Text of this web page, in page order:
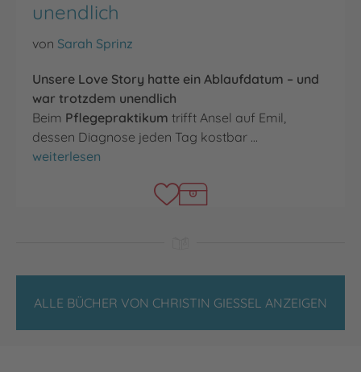
unendlich
von Sarah Sprinz
Unsere Love Story hatte ein Ablaufdatum – und
war trotzdem unendlich
Beim Pflegepraktikum trifft Ansel auf Emil,
dessen Diagnose jeden Tag kostbar …
In unserem Universum sind wir unendlich
weiterlesen
ALLE BÜCHER VON CHRISTIN GIESSEL ANZEIGEN